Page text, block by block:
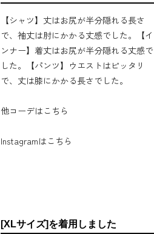
【シャツ】丈はお尻が半分隠れる長さ
で、袖丈は肘にかかる丈感でした。【イ
ンナー】着丈はお尻が半分隠れる丈感で
した。【パンツ】ウエストはピッタリ
で、丈は膝にかかる長さでした。
他コーデはこちら
Instagramはこちら
[XLサイズ]を着用しました